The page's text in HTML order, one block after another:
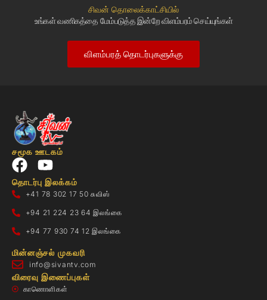
சிவன் தொலைக்காட்சியில்
உங்கள் வணிகத்தை மேம்படுத்த இன்றே விளம்பரம் செய்யுங்கள்
விளம்பரத் தொடர்புகளுக்கு
சமூக ஊடகம்
தொடர்பு இலக்கம்
+41 78 302 17 50 சுவிஸ்
+94 21 224 23 64 இலங்கை
+94 77 930 74 12 இலங்கை
மின்னஞ்சல் முகவரி
info@sivantv.com
விரைவு இணைப்புகள்
காணொளிகள்